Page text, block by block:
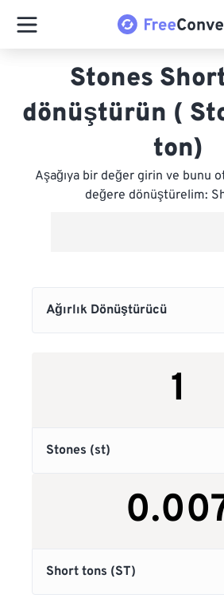
Stones
dönüştürün (
ton)
Aşağıya bir değer girin ve bunu
değere dönüştürelim: